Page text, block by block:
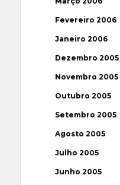
Fevereiro 2006
Janeiro 2006
Dezembro 2005
Novembro 2005
Outubro 2005
Setembro 2005
Agosto 2005
Julho 2005
Junho 2005